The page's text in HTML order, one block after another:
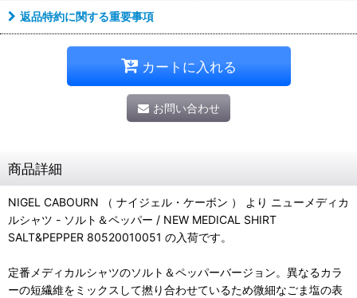
返品特約に関する重要事項
カートに入れる
お問い合わせ
商品詳細
NIGEL CABOURN （ ナイジェル・ケーボン ） より ニューメディカ
ルシャツ - ソルト＆ペッパー / NEW MEDICAL SHIRT
SALT&PEPPER 80520010051 の入荷です。
定番メディカルシャツのソルト＆ペッパーバージョン。異なるカラ
ーの短繊維をミックスして撚り合わせているため微細なごま塩の表